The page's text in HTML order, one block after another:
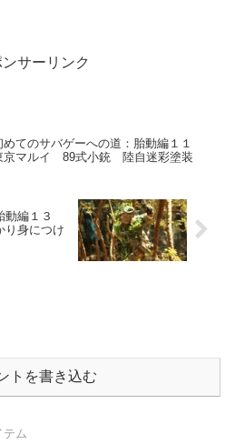
ンサーリンク
めてのサバゲーへの道：胎動編１１
京マルイ 89式小銃 陸自迷彩塗装
動編１３
り身につけ
トを書き込む
ム